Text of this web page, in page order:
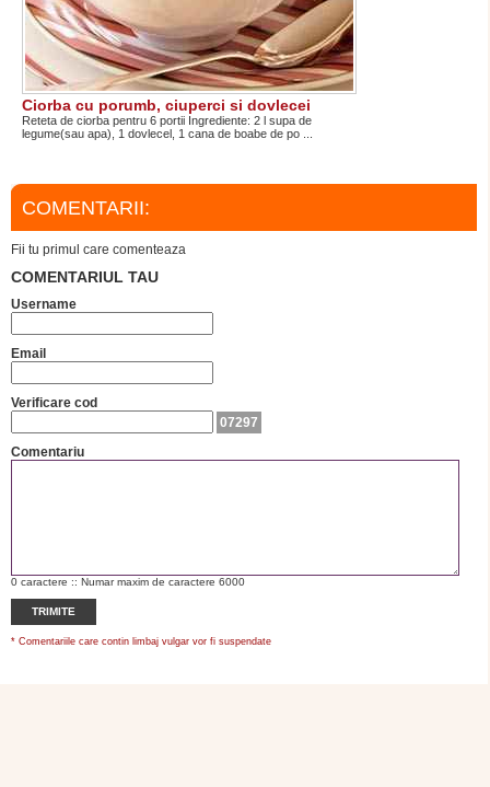
Ciorba cu porumb, ciuperci si dovlecei
Reteta de ciorba pentru 6 portii Ingrediente: 2 l supa de
legume(sau apa), 1 dovlecel, 1 cana de boabe de po ...
COMENTARII:
Fii tu primul care comenteaza
COMENTARIUL TAU
Username
Email
Verificare cod
07297
Comentariu
0 caractere :: Numar maxim de caractere 6000
TRIMITE
* Comentariile care contin limbaj vulgar vor fi suspendate